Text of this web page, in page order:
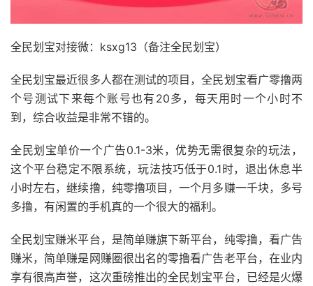
全民划宝对接微：ksxg13（备注全民划宝）
全民划宝最近很多人都在测试的项目，全民划宝看广零撸两
个号测试下来每个账号也有20多，每天用时一个小时不
到，综合收益是非常不错的。
全民划宝单价一个广告0.1-3米，优势无需很复杂的玩法，
这个平台稳定不限系统，玩法技巧低于0.1时，退出休息半
小时左右，继续撸，纯零撸项目，一个月多赚一千块，多号
多撸，有闲置的手机真的一个很大的福利。
全民划宝赚米平台，是简单赚旗下新平台，纯零撸，看广告
赚米，简单赚是网赚圈很出名的零撸看广告老平台，在业内
享有很高声誉，这次重磅推出的全民划宝平台，已经是火爆